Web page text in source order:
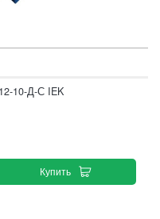
10-Д-С IEK
Купить